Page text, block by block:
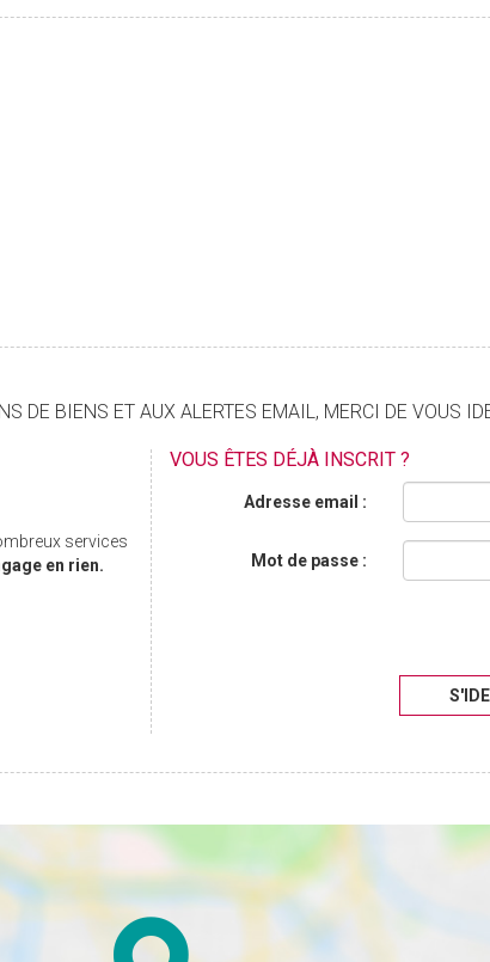
DE BIENS ET AUX ALERTES EMAIL, MERCI DE VOUS
services
en rien.
VOUS ÊTES DÉJÀ INSCRIT ?
Adresse email :
Mot de passe :